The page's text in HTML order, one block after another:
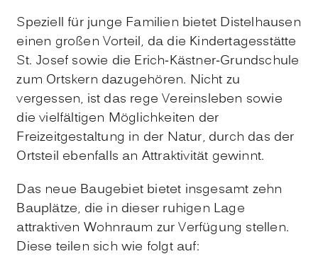
Speziell für junge Familien bietet Distelhausen
einen großen Vorteil, da die Kindertagesstätte
St. Josef sowie die Erich-Kästner-Grundschule
zum Ortskern dazugehören. Nicht zu
vergessen, ist das rege Vereinsleben sowie
die vielfältigen Möglichkeiten der
Freizeitgestaltung in der Natur, durch das der
Ortsteil ebenfalls an Attraktivität gewinnt.
Das neue Baugebiet bietet insgesamt zehn
Bauplätze, die in dieser ruhigen Lage
attraktiven Wohnraum zur Verfügung stellen.
Diese teilen sich wie folgt auf: